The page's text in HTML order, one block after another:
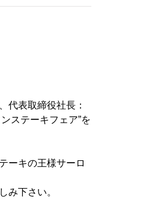
代表取締役社長：
ステーキフェア”を
ーキの王様サーロ
み下さい。